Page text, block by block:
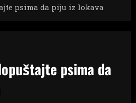
psima da piju iz lokava
psima da